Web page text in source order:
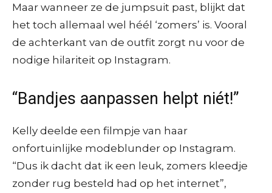
Maar wanneer ze de jumpsuit past, blijkt dat
het toch allemaal wel héél ‘zomers’ is. Vooral
de achterkant van de outfit zorgt nu voor de
nodige hilariteit op Instagram.
“Bandjes aanpassen helpt niét!”
Kelly deelde een filmpje van haar
onfortuinlijke modeblunder op Instagram.
“Dus ik dacht dat ik een leuk, zomers kleedje
zonder rug besteld had op het internet”,